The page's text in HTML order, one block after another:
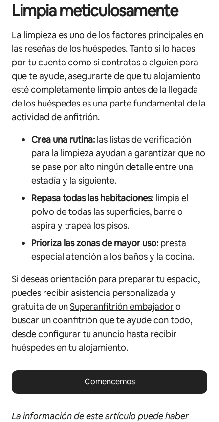
Limpia meticulosamente
La limpieza es uno de los factores principales en
las reseñas de los huéspedes. Tanto si lo haces
por tu cuenta como si contratas a alguien para
que te ayude, asegurarte de que tu alojamiento
esté completamente limpio antes de la llegada
de los huéspedes es una parte fundamental de la
actividad de anfitrión.
Crea una rutina: las listas de verificación
para la limpieza ayudan a garantizar que no
se pase por alto ningún detalle entre una
estadía y la siguiente.
Repasa todas las habitaciones: limpia el
polvo de todas las superficies, barre o
aspira y trapea los pisos.
Prioriza las zonas de mayor uso: presta
especial atención a los baños y la cocina.
Si deseas orientación para preparar tu espacio,
puedes recibir asistencia personalizada y
gratuita de unSuperanfitrión embajadoro
buscar uncoanfitriónque te ayude con todo,
desde configurar tu anuncio hasta recibir
huéspedes en tu alojamiento.
Comencemos
La información de este artículo puede haber